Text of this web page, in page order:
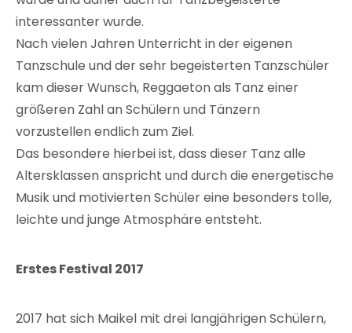
interessanter wurde.
Nach vielen Jahren Unterricht in der eigenen
Tanzschule und der sehr begeisterten Tanzschüler
kam dieser Wunsch, Reggaeton als Tanz einer
größeren Zahl an Schülern und Tänzern
vorzustellen endlich zum Ziel.
Das besondere hierbei ist, dass dieser Tanz alle
Altersklassen anspricht und durch die energetische
Musik und motivierten Schüler eine besonders tolle,
leichte und junge Atmosphäre entsteht.
Erstes Festival 2017
2017 hat sich Maikel mit drei langjährigen Schülern,